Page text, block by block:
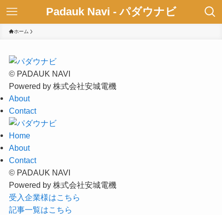
Padauk Navi - パダウナビ
ホーム
© PADAUK NAVI
Powered by 株式会社安城電機
About
Contact
Home
About
Contact
© PADAUK NAVI
Powered by 株式会社安城電機
受入企業様はこちら
記事一覧はこちら